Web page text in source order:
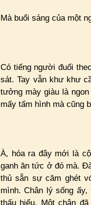
Mà buổi sáng của một
Có tiếng người đuổi
sát. Tay vẫn khư khư
tưởng mày giàu là
mấy tấm hình mà cũng
À, hóa ra đây mới là
ganh ăn tức ở đó mà.
thủ sẵn sự căm ghét
mình. Chân lý sống
thấu hiểu. Một chân